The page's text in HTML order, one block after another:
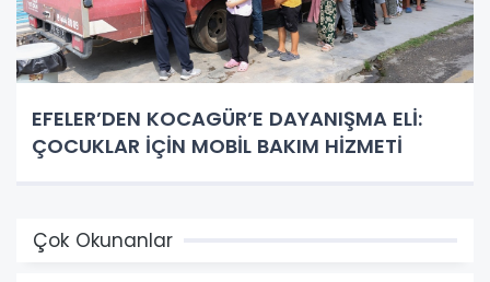
EFELER’DEN KOCAGÜR’E DAYANIŞMA ELİ:
ÇOCUKLAR İÇİN MOBİL BAKIM HİZMETİ
Çok Okunanlar